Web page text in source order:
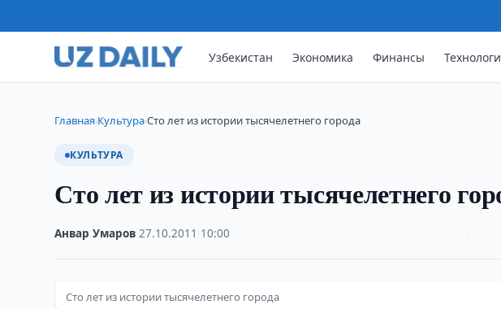
Узбекистан Экономика Финансы
Главная›Культура›Сто лет из истории тысячелетнего города
КУЛЬТУРА
Сто лет из истории тысячелетнего
Анвар Умаров ·27.10.2011 10:00
Сто лет из истории тысячелетнего города